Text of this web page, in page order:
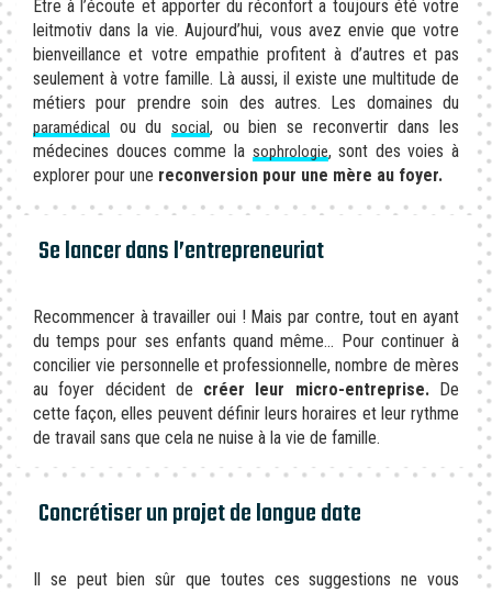
Être à l’écoute et apporter du réconfort a toujours été votre
leitmotiv dans la vie. Aujourd’hui, vous avez envie que votre
bienveillance et votre empathie profitent à d’autres et pas
seulement à votre famille. Là aussi, il existe une multitude de
métiers pour prendre soin des autres. Les domaines du
paramédical ou du social, ou bien se reconvertir dans les
médecines douces comme la sophrologie, sont des voies à
explorer pour une reconversion pour une mère au foyer.
Se lancer dans l’entrepreneuriat
Recommencer à travailler oui ! Mais par contre, tout en ayant
du temps pour ses enfants quand même… Pour continuer à
concilier vie personnelle et professionnelle, nombre de mères
au foyer décident de créer leur micro-entreprise.De
cette façon, elles peuvent définir leurs horaires et leur rythme
de travail sans que cela ne nuise à la vie de famille.
Concrétiser un projet de longue date
Il se peut bien sûr que toutes ces suggestions ne vous